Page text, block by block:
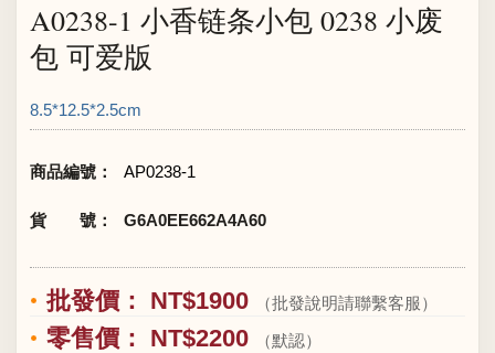
A0238-1 小香链条小包 0238 小废
包 可爱版
8.5*12.5*2.5cm
商品編號： AP0238-1
貨 號： G6A0EE662A4A60
批發價： NT$1900 （批發說明請聯繫客服）
零售價： NT$2200
（默認）